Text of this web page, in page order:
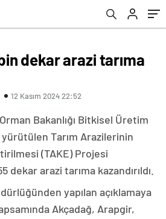
dekar arazi tarıma
12 Kasım 2024 22:52
Bakanlığı Bitkisel Üretim
Tarım Arazilerinin
(TAKE) Projesi
dekar arazi tarıma kazandırıldı.
yapılan açıklamaya
Akçadağ, Arapgir,